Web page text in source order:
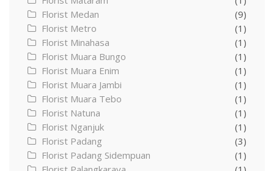
Florist Medan
(9)
Florist Metro
(1)
Florist Minahasa
(1)
Florist Muara Bungo
(1)
Florist Muara Enim
(1)
Florist Muara Jambi
(1)
Florist Muara Tebo
(1)
Florist Natuna
(1)
Florist Nganjuk
(1)
Florist Padang
(3)
Florist Padang Sidempuan
(1)